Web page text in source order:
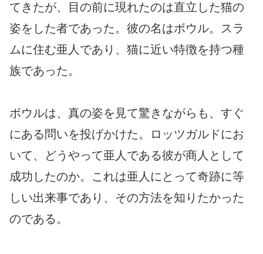
てきたが、目の前に現れたのは直立した猫の
姿をした者であった。彼の名はボウル。スラ
ムに住む亜人であり、猫に近い特徴を持つ種
族であった。
ボウルは、真の姿を見て驚きながらも、すぐ
にある問いを投げかけた。ロッツガルドにお
いて、どうやって亜人である彼が商人として
成功したのか。これは亜人にとって奇跡に等
しい出来事であり、その方法を知りたかった
のである。